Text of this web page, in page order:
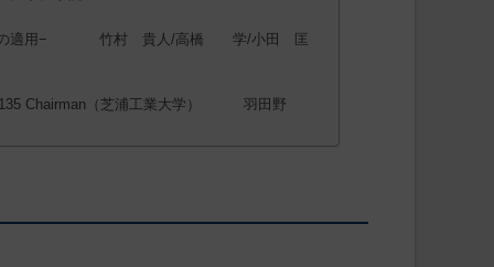
像への適用− 竹村 貴人/高橋 学/小田 匡
Chairman（芝浦工業大学） 羽田野